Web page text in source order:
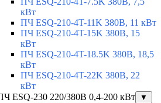
кВт
ПЧ ESQ-210-4T-11K 380В, 11 кВт
ПЧ ESQ-210-4T-15K 380В, 15
кВт
ПЧ ESQ-210-4T-18.5K 380В, 18,5
кВт
ПЧ ESQ-210-4T-22K 380В, 22
кВт
ESQ-230 220/380В 0,4-200 кВт
▼